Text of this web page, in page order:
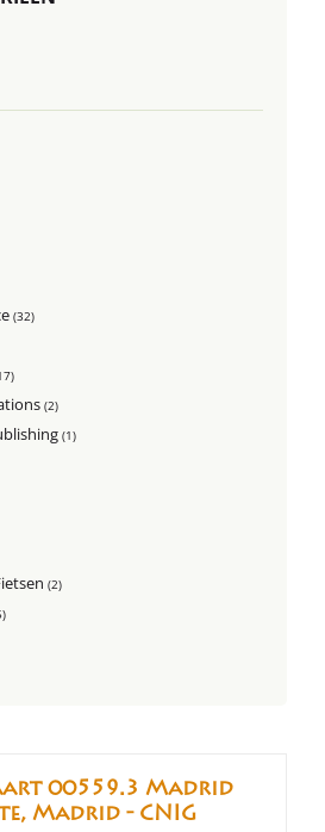
(32)
(2)
(1)
(2)
00559.3 Madrid
Madrid - CNIG